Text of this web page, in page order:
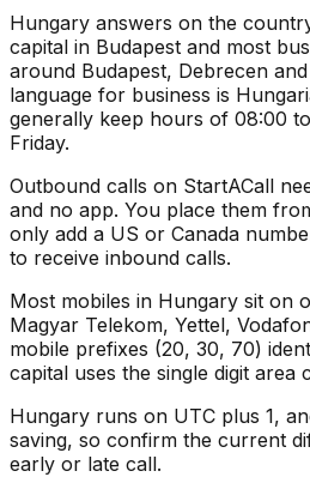
Hungary answers on the
capital in Budapest and most
around Budapest, Debrecen
language for business is
generally keep hours of 08:00
Friday.
Outbound calls on StartACall
and no app. You place them
only add a US or Canada
to receive inbound calls.
Most mobiles in Hungary sit on
Magyar Telekom, Yettel,
mobile prefixes (20, 30, 70)
capital uses the single digit area
Hungary runs on UTC plus 1,
saving, so confirm the current
early or late call.